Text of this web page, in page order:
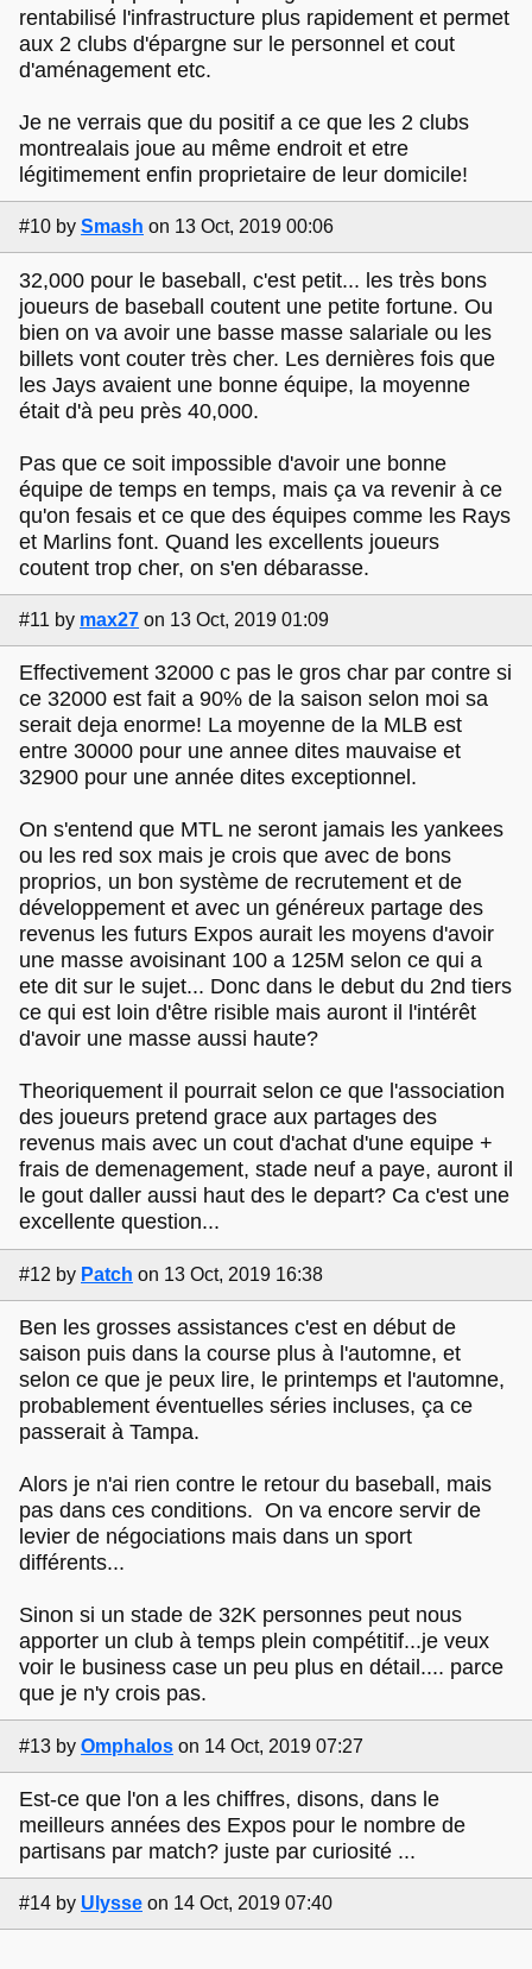
rentabilisé l'infrastructure plus rapidement et permet
aux 2 clubs d'épargne sur le personnel et cout
d'aménagement etc.
Je ne verrais que du positif a ce que les 2 clubs
montrealais joue au même endroit et etre
légitimement enfin proprietaire de leur domicile!
#10 by Smash on 13 Oct, 2019 00:06
32,000 pour le baseball, c'est petit... les très bons
joueurs de baseball coutent une petite fortune. Ou
bien on va avoir une basse masse salariale ou les
billets vont couter très cher. Les dernières fois que
les Jays avaient une bonne équipe, la moyenne
était d'à peu près 40,000.
Pas que ce soit impossible d'avoir une bonne
équipe de temps en temps, mais ça va revenir à ce
qu'on fesais et ce que des équipes comme les Rays
et Marlins font. Quand les excellents joueurs
coutent trop cher, on s'en débarasse.
#11 by max27 on 13 Oct, 2019 01:09
Effectivement 32000 c pas le gros char par contre si
ce 32000 est fait a 90% de la saison selon moi sa
serait deja enorme! La moyenne de la MLB est
entre 30000 pour une annee dites mauvaise et
32900 pour une année dites exceptionnel.
On s'entend que MTL ne seront jamais les yankees
ou les red sox mais je crois que avec de bons
proprios, un bon système de recrutement et de
développement et avec un généreux partage des
revenus les futurs Expos aurait les moyens d'avoir
une masse avoisinant 100 a 125M selon ce qui a
ete dit sur le sujet... Donc dans le debut du 2nd tiers
ce qui est loin d'être risible mais auront il l'intérêt
d'avoir une masse aussi haute?
Theoriquement il pourrait selon ce que l'association
des joueurs pretend grace aux partages des
revenus mais avec un cout d'achat d'une equipe +
frais de demenagement, stade neuf a paye, auront il
le gout daller aussi haut des le depart? Ca c'est une
excellente question...
#12 by Patch on 13 Oct, 2019 16:38
Ben les grosses assistances c'est en début de
saison puis dans la course plus à l'automne, et
selon ce que je peux lire, le printemps et l'automne,
probablement éventuelles séries incluses, ça ce
passerait à Tampa.
Alors je n'ai rien contre le retour du baseball, mais
pas dans ces conditions. On va encore servir de
levier de négociations mais dans un sport
différents...
Sinon si un stade de 32K personnes peut nous
apporter un club à temps plein compétitif...je veux
voir le business case un peu plus en détail.... parce
que je n'y crois pas.
#13 by Omphalos on 14 Oct, 2019 07:27
Est-ce que l'on a les chiffres, disons, dans le
meilleurs années des Expos pour le nombre de
partisans par match? juste par curiosité ...
#14 by Ulysse on 14 Oct, 2019 07:40